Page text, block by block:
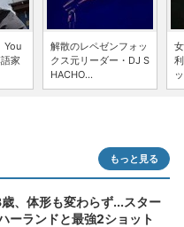
You
家
解散のレペゼンフォッ
クス元リーダー・DJ S
HACHO...
もっと見る
、体形も変わらず...スター
ランドと最強2ショット